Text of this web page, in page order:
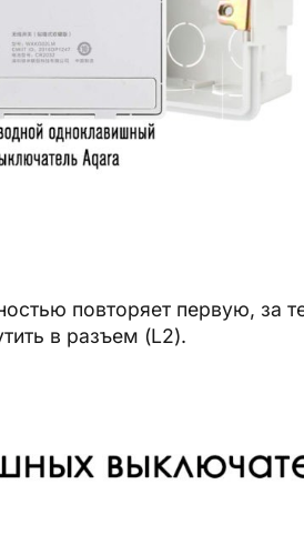
повторяет первую, за
в разъем (L2).